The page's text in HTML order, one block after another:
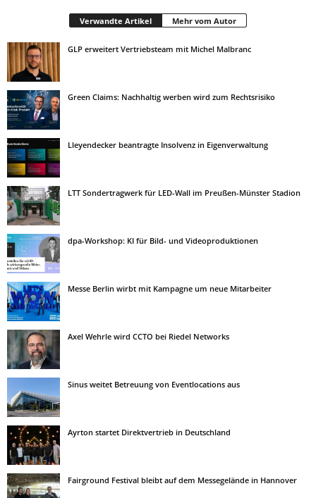
Verwandte Artikel Mehr vom Autor
GLP erweitert Vertriebsteam mit Michel Malbranc
Green Claims: Nachhaltig werben wird zum Rechtsrisiko
Lleyendecker beantragte Insolvenz in Eigenverwaltung
LTT Sondertragwerk für LED-Wall im Preußen-Münster Stadion
dpa-Workshop: KI für Bild- und Videoproduktionen
Messe Berlin wirbt mit Kampagne um neue Mitarbeiter
Axel Wehrle wird CCTO bei Riedel Networks
Sinus weitet Betreuung von Eventlocations aus
Ayrton startet Direktvertrieb in Deutschland
Fairground Festival bleibt auf dem Messegelände in Hannover